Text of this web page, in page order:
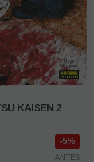
KAISEN 2
5%
ANTES